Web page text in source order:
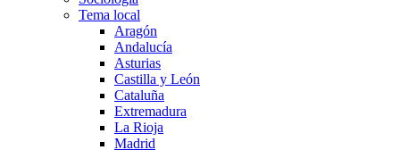
Tema local
Aragón
Andalucía
Asturias
Castilla y León
Cataluña
Extremadura
La Rioja
Madrid